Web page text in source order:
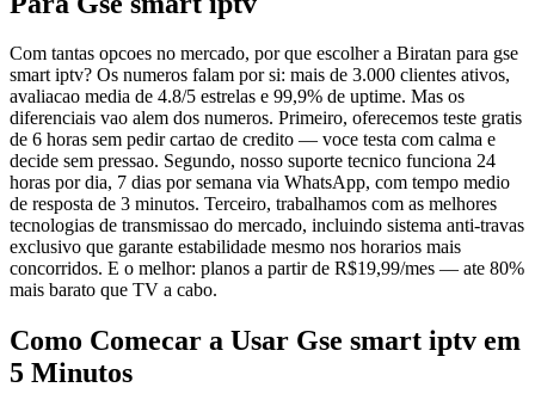
Com tantas opcoes no mercado, por que escolher a Biratan para gse
smart iptv? Os numeros falam por si: mais de 3.000 clientes ativos,
avaliacao media de 4.8/5 estrelas e 99,9% de uptime. Mas os
diferenciais vao alem dos numeros. Primeiro, oferecemos teste gratis
de 6 horas sem pedir cartao de credito — voce testa com calma e
decide sem pressao. Segundo, nosso suporte tecnico funciona 24
horas por dia, 7 dias por semana via WhatsApp, com tempo medio
de resposta de 3 minutos. Terceiro, trabalhamos com as melhores
tecnologias de transmissao do mercado, incluindo sistema anti-travas
exclusivo que garante estabilidade mesmo nos horarios mais
concorridos. E o melhor: planos a partir de R$19,99/mes — ate 80%
mais barato que TV a cabo.
Como Comecar a Usar Gse smart iptv em
5 Minutos